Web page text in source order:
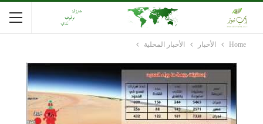
Home الأخبار الأخبار المحلية